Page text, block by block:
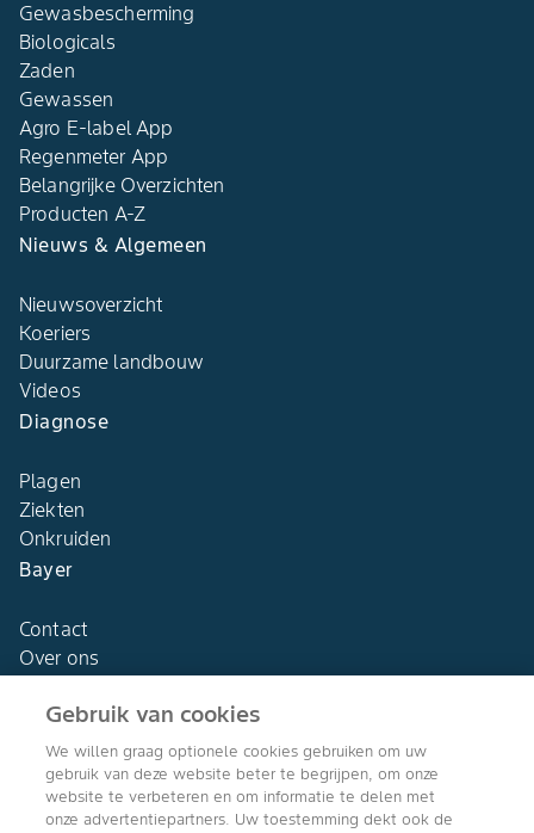
Gewasbescherming
Biologicals
Zaden
Gewassen
Agro E-label App
Regenmeter App
Belangrijke Overzichten
Producten A-Z
Nieuws & Algemeen
Nieuwsoverzicht
Koeriers
Duurzame landbouw
Videos
Diagnose
Plagen
Ziekten
Onkruiden
Bayer
Contact
Over ons
Agro Bayer
Nederland
Gebruik van cookies
We willen graag optionele cookies gebruiken om uw
gebruik van deze website beter te begrijpen, om onze
website te verbeteren en om informatie te delen met
onze advertentiepartners. Uw toestemming dekt ook de